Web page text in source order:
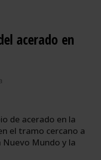
acerado en
de acerado en la
el tramo cercano a
Nuevo Mundo y la